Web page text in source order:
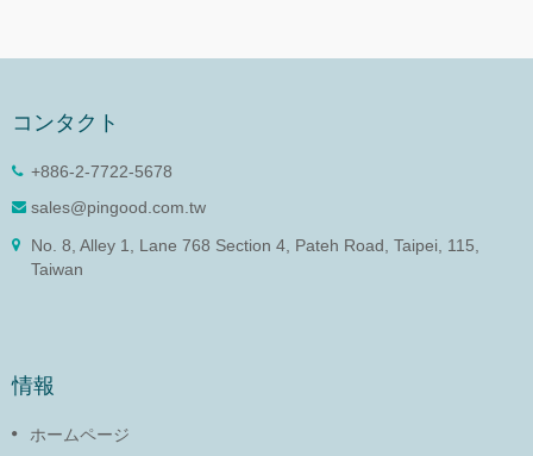
コンタクト
+886-2-7722-5678
sales@pingood.com.tw
No. 8, Alley 1, Lane 768 Section 4, Pateh Road, Taipei, 115,
Taiwan
情報
ホームページ